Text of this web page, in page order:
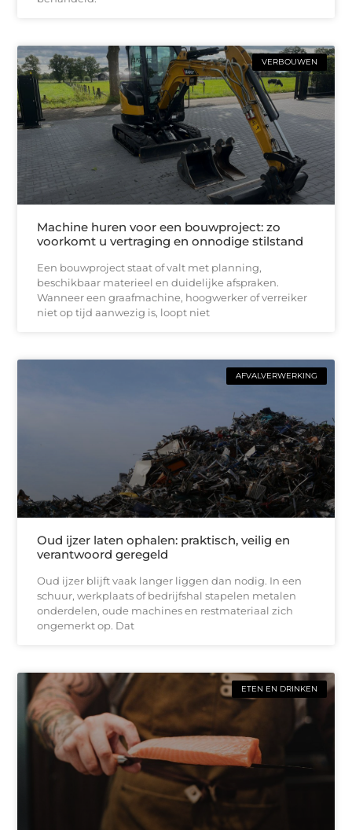
VERBOUWEN
Machine huren voor een bouwproject: zo
voorkomt u vertraging en onnodige stilstand
Een bouwproject staat of valt met planning,
beschikbaar materieel en duidelijke afspraken.
Wanneer een graafmachine, hoogwerker of verreiker
niet op tijd aanwezig is, loopt niet
AFVALVERWERKING
Oud ijzer laten ophalen: praktisch, veilig en
verantwoord geregeld
Oud ijzer blijft vaak langer liggen dan nodig. In een
schuur, werkplaats of bedrijfshal stapelen metalen
onderdelen, oude machines en restmateriaal zich
ongemerkt op. Dat
ETEN EN DRINKEN